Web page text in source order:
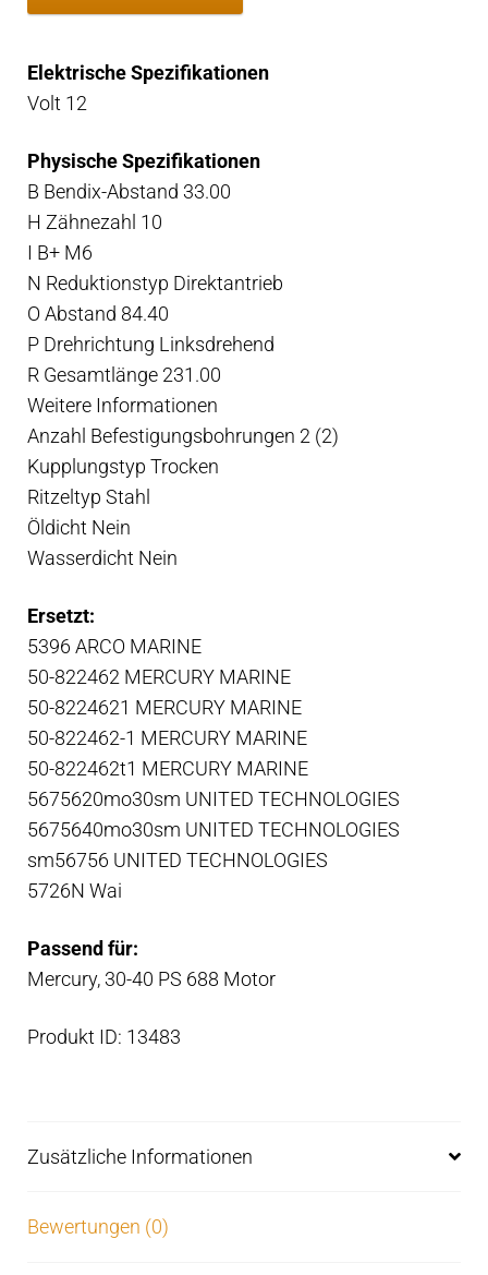
Elektrische Spezifikationen
Volt 12
Physische Spezifikationen
B Bendix-Abstand 33.00
H Zähnezahl 10
I B+ M6
N Reduktionstyp Direktantrieb
O Abstand 84.40
P Drehrichtung Linksdrehend
R Gesamtlänge 231.00
Weitere Informationen
Anzahl Befestigungsbohrungen 2 (2)
Kupplungstyp Trocken
Ritzeltyp Stahl
Öldicht Nein
Wasserdicht Nein
Ersetzt:
5396 ARCO MARINE
50-822462 MERCURY MARINE
50-8224621 MERCURY MARINE
50-822462-1 MERCURY MARINE
50-822462t1 MERCURY MARINE
5675620mo30sm UNITED TECHNOLOGIES
5675640mo30sm UNITED TECHNOLOGIES
sm56756 UNITED TECHNOLOGIES
5726N Wai
Passend für:
Mercury, 30-40 PS 688 Motor
Produkt ID: 13483
Zusätzliche Informationen
Bewertungen (0)